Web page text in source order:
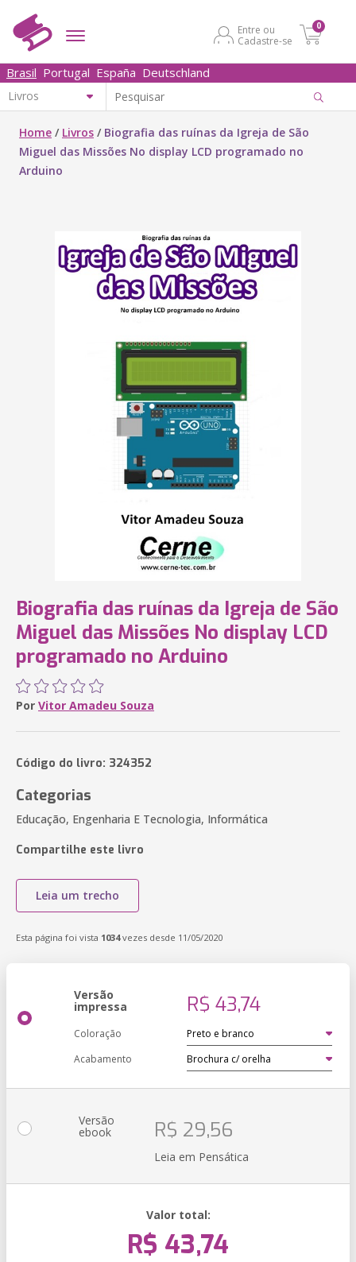
Entre ou
Cadastre-se
0
Brasil Portugal España Deutschland
Home / Livros / Biografia das ruínas da Igreja de São
Miguel das Missões No display LCD programado no
Arduino
Biografia das ruínas da Igreja de São
Miguel das Missões No display LCD
programado no Arduino
Por Vitor Amadeu Souza
Código do livro: 324352
Categorias
Educação, Engenharia E Tecnologia, Informática
Compartilhe este livro
Leia um trecho
Esta página foi vista 1034vezes desde 11/05/2020
Versão
impressa R$ 43,74
Coloração
Acabamento
Versão
ebook R$ 29,56
Leia em Pensática
Valor total:
R$ 43,74